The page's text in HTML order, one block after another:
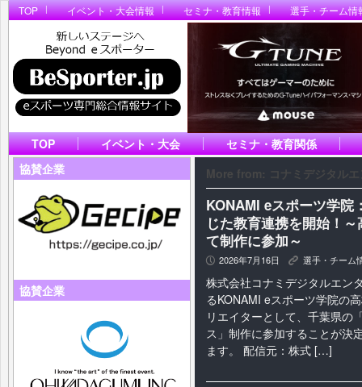
TOP イベント・大会情報 セミナ・教育情報 選手・チーム情
TOP イベント・大会
セミナ・教育関係
協賛企業
協賛企業
More from: コナミデジタル
KONAMI eスポーツ学院
じた教育連携を開始！
て制作に参加～
P 2026年7月16日 K 選手・チーム
株式会社コナミデジタルエン
るKONAMI eスポーツ学院の
リエイターとして、千葉県の
ス」制作に参加することが決
ます。 配信元：株式 […]